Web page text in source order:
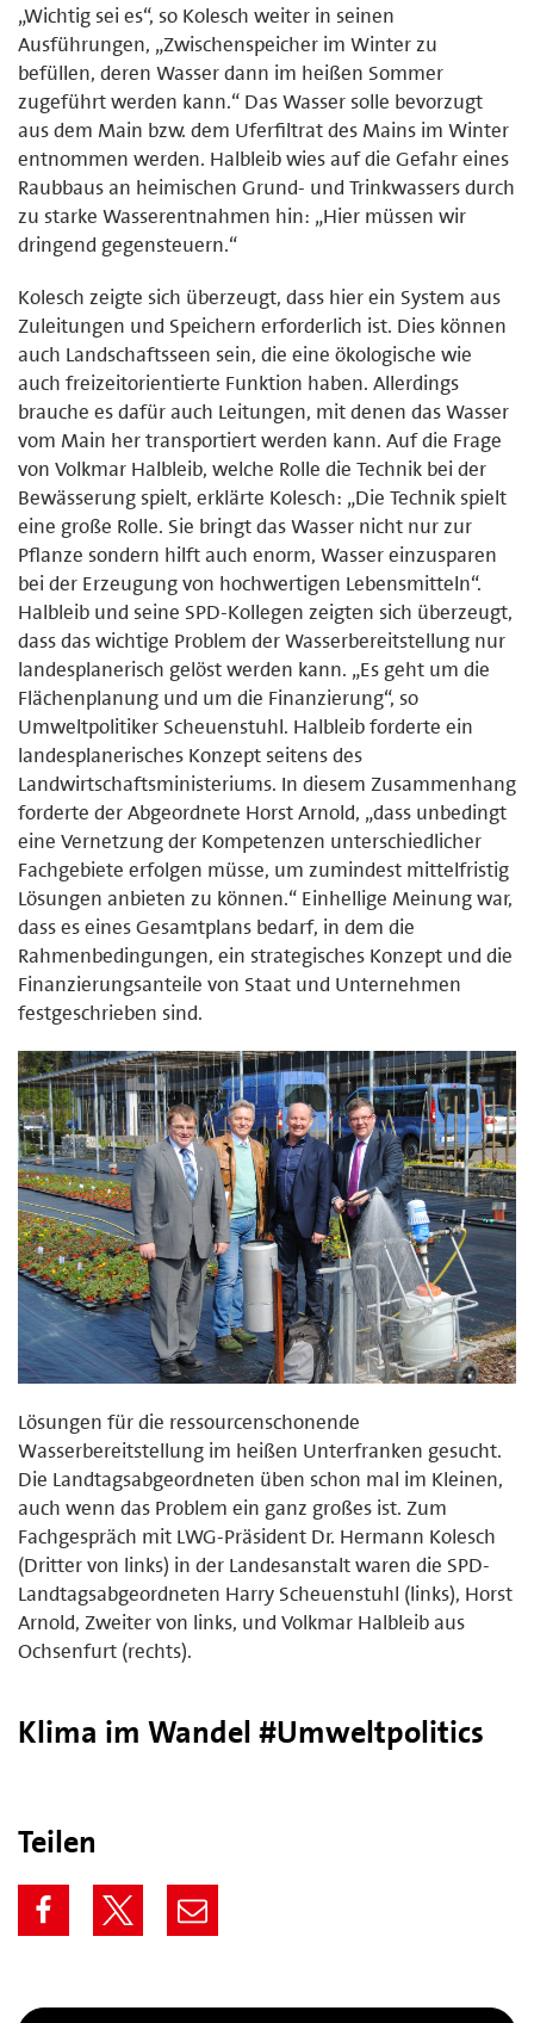
„Wichtig sei es“, so Kolesch weiter in seinen
Ausführungen, „Zwischenspeicher im Winter zu
befüllen, deren Wasser dann im heißen Sommer
zugeführt werden kann.“ Das Wasser solle bevorzugt
aus dem Main bzw. dem Uferfiltrat des Mains im Winter
entnommen werden. Halbleib wies auf die Gefahr eines
Raubbaus an heimischen Grund- und Trinkwassers durch
zu starke Wasserentnahmen hin: „Hier müssen wir
dringend gegensteuern.“
Kolesch zeigte sich überzeugt, dass hier ein System aus
Zuleitungen und Speichern erforderlich ist. Dies können
auch Landschaftsseen sein, die eine ökologische wie
auch freizeitorientierte Funktion haben. Allerdings
brauche es dafür auch Leitungen, mit denen das Wasser
vom Main her transportiert werden kann. Auf die Frage
von Volkmar Halbleib, welche Rolle die Technik bei der
Bewässerung spielt, erklärte Kolesch: „Die Technik spielt
eine große Rolle. Sie bringt das Wasser nicht nur zur
Pflanze sondern hilft auch enorm, Wasser einzusparen
bei der Erzeugung von hochwertigen Lebensmitteln“.
Halbleib und seine SPD-Kollegen zeigten sich überzeugt,
dass das wichtige Problem der Wasserbereitstellung nur
landesplanerisch gelöst werden kann. „Es geht um die
Flächenplanung und um die Finanzierung“, so
Umweltpolitiker Scheuenstuhl. Halbleib forderte ein
landesplanerisches Konzept seitens des
Landwirtschaftsministeriums. In diesem Zusammenhang
forderte der Abgeordnete Horst Arnold, „dass unbedingt
eine Vernetzung der Kompetenzen unterschiedlicher
Fachgebiete erfolgen müsse, um zumindest mittelfristig
Lösungen anbieten zu können.“ Einhellige Meinung war,
dass es eines Gesamtplans bedarf, in dem die
Rahmenbedingungen, ein strategisches Konzept und die
Finanzierungsanteile von Staat und Unternehmen
festgeschrieben sind.
Lösungen für die ressourcenschonende
Wasserbereitstellung im heißen Unterfranken gesucht.
Die Landtagsabgeordneten üben schon mal im Kleinen,
auch wenn das Problem ein ganz großes ist. Zum
Fachgespräch mit LWG-Präsident Dr. Hermann Kolesch
(Dritter von links) in der Landesanstalt waren die SPD-
Landtagsabgeordneten Harry Scheuenstuhl (links), Horst
Arnold, Zweiter von links, und Volkmar Halbleib aus
Ochsenfurt (rechts).
Klima im Wandel #Umweltpolitics
Teilen